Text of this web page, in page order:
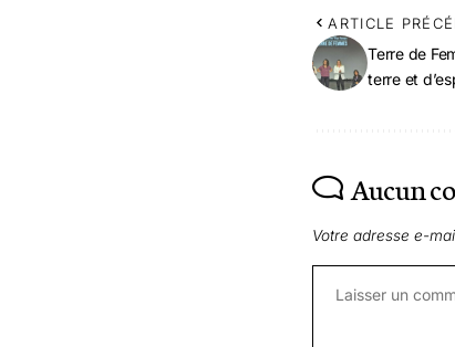
ARTICLE
Terre de
terre et
Aucun
Votre adresse e-